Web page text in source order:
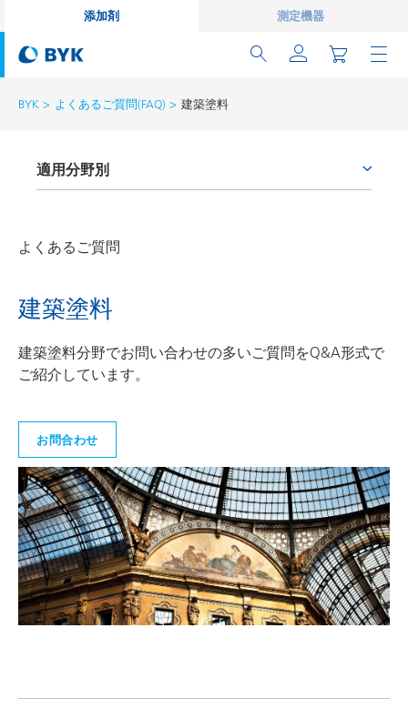
添加剤 測定機器
BYK よくあるご質問(FAQ) 建築塗料
適用分野別
建築塗料
自動車補修塗料
缶コーティング
コイルコーティング
建設材料
床用塗料
鋳造および耐火
一般工業用塗料
インクジェットインキ
潤滑油および離型
よくあるご質問
建築塗料
建築塗料分野でお問い合わせの多いご質問をQ&A形式で
ご紹介しています。
お問合わせ